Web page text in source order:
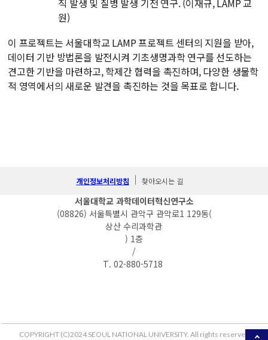
직 발생 및 질병 발생 기전 연구. (이재규, LAMP 교
원)
이 프로젝트는 서울대학교 LAMP 프로젝트 센터의 지원을 받아,
데이터 기반 방법론을 발전시켜 기초생명과학 연구를 선도하는
견고한 기반을 마련하고, 학제간 협력을 촉진하며, 다양한 생물학
적 영역에서의 새로운 발견을 촉진하는 것을 목표로 합니다.
개인정보처리방침 찾아오시는 길
서울대학교 과학데이터혁신연구소
(08826) 서울특별시 관악구 관악로1 129동(
상산 수리과학관
) 1층
/
T. 02-880-5718
COPYRIGHT (C)2024 SEOUL NATIONAL UNIVERSITY. All rights reserved.